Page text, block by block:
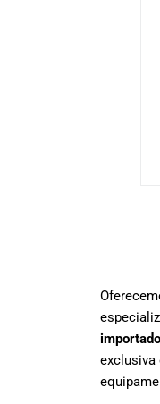
exclusiva